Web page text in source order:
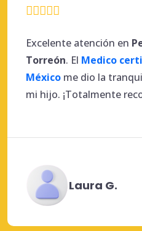
Excelente atención en
Torreón. El Medico
México me dio la
mi hijo. ¡Totalmente
Laura G.